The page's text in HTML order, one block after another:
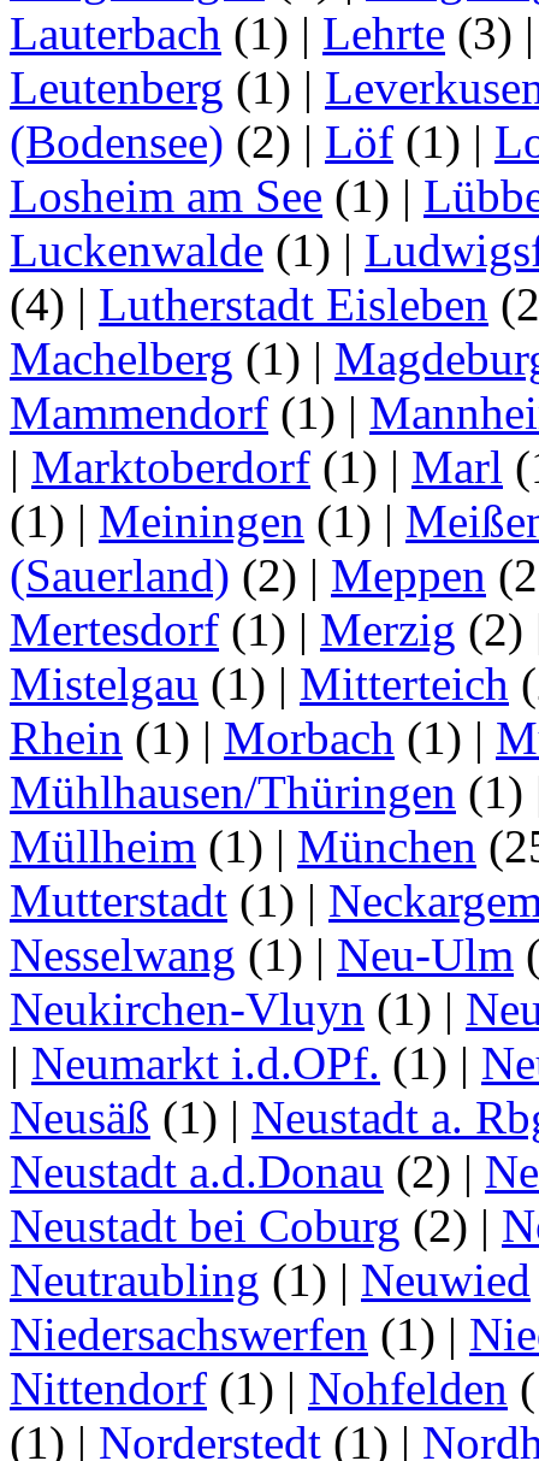
Lauterbach (1) | Lehrte (3)
Leutenberg (1) |
(Bodensee) (2) | Löf (1) |
Losheim am See (1) |
Luckenwalde (1) |
(4) | Lutherstadt Eisleben
Machelberg (1) |
Mammendorf (1) |
| Marktoberdorf (1) | Marl
(1) | Meiningen (1) |
(Sauerland) (2) | Meppen
Mertesdorf (1) | Merzig (2)
Mistelgau (1) | Mitterteich
Rhein (1) | Morbach (1) |
Mühlhausen/Thüringen (1)
Müllheim (1) | München
Mutterstadt (1) |
Nesselwang (1) | Neu-Ulm
Neukirchen-Vluyn (1) |
| Neumarkt i.d.OPf. (1) |
Neusäß (1) | Neustadt a.
Neustadt a.d.Donau (2) |
Neustadt bei Coburg (2) |
Neutraubling (1) | Neuwied
Niedersachswerfen (1) |
Nittendorf (1) | Nohfelden
(1) | Norderstedt (1) |